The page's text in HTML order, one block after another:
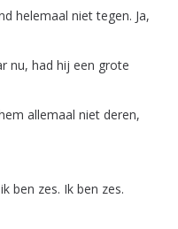
helemaal niet tegen. Ja,
nu, had hij een grote
allemaal niet deren,
ik ben zes. Ik ben zes.